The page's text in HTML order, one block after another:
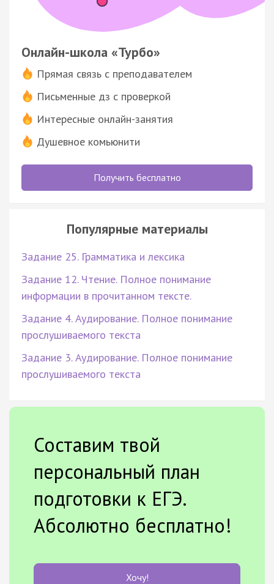
Онлайн-школа «Турбо»
Прямая связь с преподавателем
Письменные дз с проверкой
Интересные онлайн-занятия
Душевное комьюнити
Получить бесплатно
Популярные материалы
Задание 25. Грамматика и лексика
Задание 12. Чтение. Полное понимание
информации в прочитанном тексте.
Задание 4. Аудирование. Полное понимание
прослушиваемого текста
Задание 3. Аудирование. Полное понимание
прослушиваемого текста
Составим твой
персональный план
подготовки к ЕГЭ.
Абсолютно бесплатно!
Хочу!